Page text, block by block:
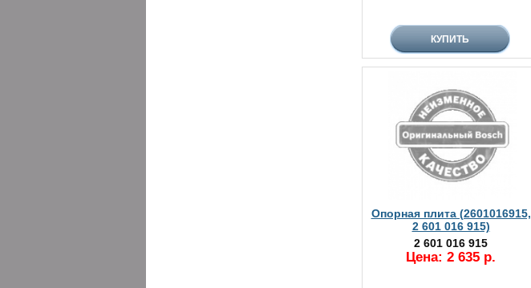
Опорная плита (2601016915,
2 601 016 915)
2 601 016 915
Цена: 2 635 р.